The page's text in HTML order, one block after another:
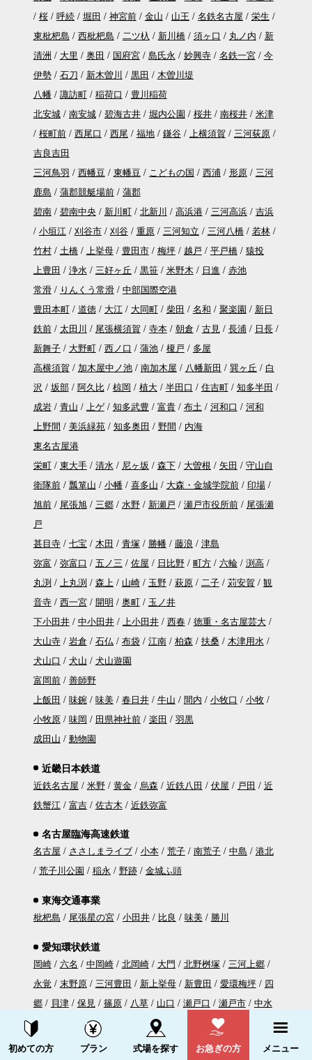
桜
呼続 堀田 神宮前 金山 山王 名鉄名古屋
栄生
東枇杷島
西枇杷島 二ツ杁 新川橋 須ヶ口 丸ノ内
新
清洲
大里 奥田 国府宮 島氏永 妙興寺 名鉄一宮
今
伊勢
石刀 新木曽川 黒田
木曽川堤
八幡
諏訪町 稲荷口
豊川稲荷
北安城
南安城 碧海古井 堀内公園 桜井 南桜井
米津
桜町前
西尾口 西尾 福地 鎌谷 上横須賀
三河荻原
吉良吉田
三河鳥羽
西幡豆 東幡豆 こどもの国 西浦 形原
三河
鹿島
蒲郡競艇場前
蒲郡
碧南
碧南中央 新川町 北新川 高浜港 三河高浜
吉浜
小垣江
刈谷市 刈谷 重原 三河知立 三河八橋
若林
竹村
土橋 上挙母 豊田市 梅坪 越戸 平戸橋
猿投
上豊田
浄水 三好ヶ丘 黒笹 米野木 日進
赤池
常滑
りんくう常滑
中部国際空港
豊田本町
道徳 大江 大同町 柴田 名和 聚楽園
新日
鉄前
太田川 尾張横須賀 寺本 朝倉 古見 長浦
日長
新舞子
大野町 西ノ口 蒲池 榎戸
多屋
高横須賀
加木屋中ノ池 南加木屋 八幡新田 巽ヶ丘
白
沢
坂部 阿久比 椋岡 植大 半田口 住吉町
知多半田
成岩
青山 上ゲ 知多武豊 富貴 布土 河和口
河和
上野間
美浜緑苑 知多奥田 野間
内海
東名古屋港
栄町
東大手 清水 尼ヶ坂 森下 大曽根 矢田
守山自
衛隊前
瓢箪山 小幡 喜多山 大森・金城学院前
印場
旭前
尾張旭 三郷 水野 新瀬戸 瀬戸市役所前
尾張瀬
戸
甚目寺
七宝 木田 青塚 勝幡 藤浪
津島
弥富
弥富口 五ノ三 佐屋 日比野 町方 六輪
渕高
丸渕
上丸渕 森上 山崎 玉野 萩原 二子 苅安賀
観
音寺
西一宮 開明 奥町
玉ノ井
下小田井
中小田井 上小田井 西春
徳重・名古屋芸大
大山寺
岩倉 石仏 布袋 江南 柏森 扶桑
木津用水
犬山口
犬山
犬山遊園
富岡前
善師野
上飯田
味鋺 味美 春日井 牛山 間内 小牧口
小牧
小牧原
味岡 田県神社前 楽田
羽黒
成田山
動物園
近畿日本鉄道
近鉄名古屋 米野 黄金 烏森 近鉄八田 伏屋 戸田
近
鉄蟹江
富吉 佐古木 近鉄弥富
名古屋臨海高速鉄道
名古屋 ささしまライブ 小本 荒子 南荒子 中島
港北
荒子川公園
稲永 野跡 金城ふ頭
東海交通事業
枇杷島 尾張星の宮 小田井 比良 味美 勝川
愛知環状鉄道
岡崎 六名 中岡崎 北岡崎 大門 北野桝塚
三河上郷
永覚
末野原 三河豊田 新上挙母 新豊田 愛環梅坪
四
郷
貝津 保見 篠原 八草 山口 瀬戸口 瀬戸市
中水
野
愛知高速交通
資料請求する 電話をかける
初めての方 プラン 式場を探す お急ぎの方 メニュー